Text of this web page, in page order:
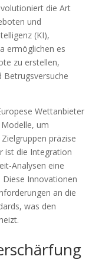
die Art
und
(KI),
ermöglichen es
zu erstellen,
Betrugsversuche
Wettanbieter
um
präzise
ist die Integration
Analysen eine
Innovationen
an die
was den